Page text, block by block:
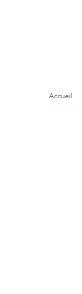
Accueil